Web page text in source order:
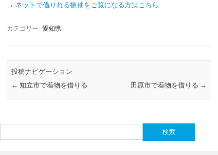
→ ネットで借りれる振袖をご覧になる方はこちら
カテゴリー: 愛知県
投稿ナビゲーション
← 知立市で着物を借りる 田原市で着物を借りる →
索: